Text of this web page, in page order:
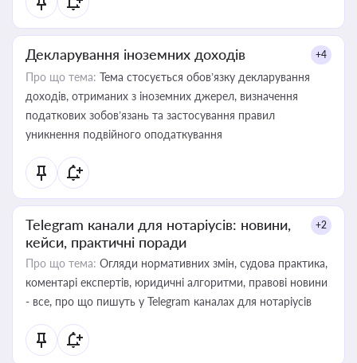
Декларування іноземних доходів +4
Про що тема: Тема стосується обов’язку декларування
доходів, отриманих з іноземних джерел, визначення
податкових зобов’язань та застосування правил
уникнення подвійного оподаткування
Telegram канали для нотаріусів: новини,
кейси, практичні поради
+2
Про що тема: Огляди нормативних змін, судова практика,
коментарі експертів, юридичні алгоритми, правові новини
- все, про що пишуть у Telegram каналах для нотаріусів